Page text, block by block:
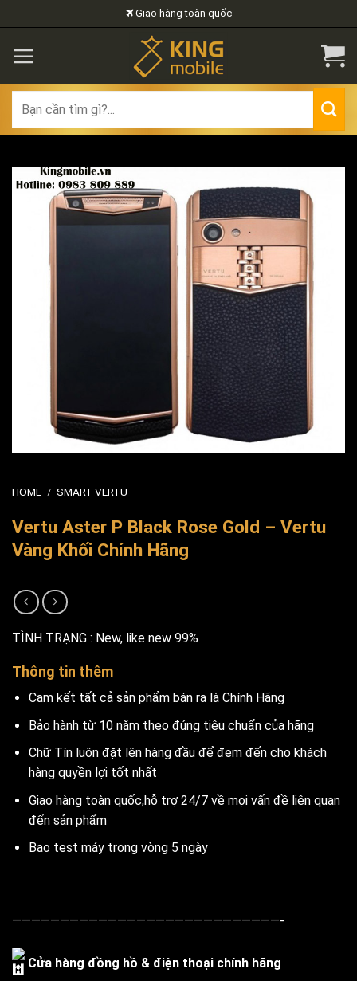
to
content
Giao hàng toàn quốc
for:
HOME / SMART VERTU
Vertu Aster P Black Rose Gold – Vertu
Vàng Khối Chính Hãng
TÌNH TRẠNG : New, like new 99%
Thông tin thêm
Cam kết tất cả sản phẩm bán ra là Chính Hãng
Bảo hành từ 10 năm theo đúng tiêu chuẩn của hãng
Chữ Tín luôn đặt lên hàng đầu để đem đến cho khách
hàng quyền lợi tốt nhất
Giao hàng toàn quốc,hỗ trợ 24/7 về mọi vấn đề liên quan
đến sản phẩm
Bao test máy trong vòng 5 ngày
————————————————————————————-
Cửa hàng đồng hồ & điện thoại chính hãng